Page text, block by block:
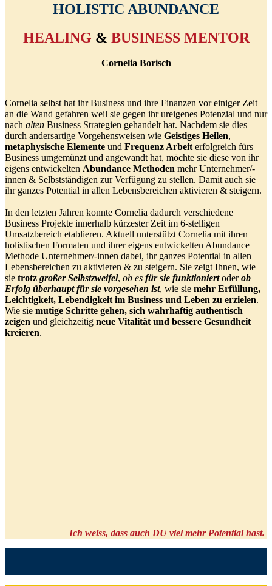
HOLISTIC ABUNDANCE
HEALING & BUSINESS MENTOR
Cornelia Borisch
Cornelia selbst hat ihr Business und ihre Finanzen vor einiger Zeit
an die Wand gefahren weil sie gegen ihr ureigenes Potenzial und nur
nach alten Business Strategien gehandelt hat. Nachdem sie dies
durch andersartige Vorgehensweisen wie Geistiges Heilen,
metaphysische Elemente und Frequenz Arbeit erfolgreich fürs
Business umgemünzt und angewandt hat, möchte sie diese von ihr
eigens entwickelten Abundance Methoden mehr Unternehmer/-
innen & Selbstständigen zur Verfügung zu stellen. Damit auch sie
ihr ganzes Potential in allen Lebensbereichen aktivieren & steigern.
In den letzten Jahren konnte Cornelia dadurch verschiedene
Business Projekte innerhalb kürzester Zeit im 6-stelligen
Umsatzbereich etablieren. Aktuell unterstütztCornelia mit ihren
holistischen Formaten und ihrer eigens entwickelten Abundance
Methode Unternehmer/-innen dabei, ihr ganzes Potential in allen
Lebensbereichen zu aktivieren & zu steigern. Sie zeigt Ihnen, wie
sie trotz großer Selbstzweifel, ob es für sie funktioniertoderob
Erfolg überhaupt für sie vorgesehen ist, wie sie mehr Erfüllung,
Leichtigkeit, Lebendigkeit im Business und Leben zu erzielen.
Wie sie mutige Schritte gehen, sich wahrhaftig authentisch
zeigen und gleichzeitig neue Vitalität und bessere Gesundheit
kreieren.
Ich weiss, dass auch DU viel mehr Potential hast.